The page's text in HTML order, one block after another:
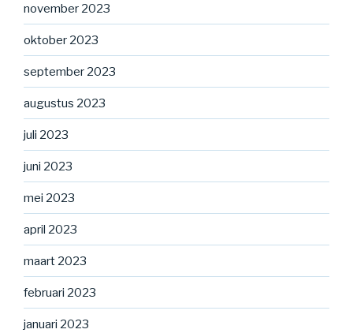
november 2023
oktober 2023
september 2023
augustus 2023
juli 2023
juni 2023
mei 2023
april 2023
maart 2023
februari 2023
januari 2023